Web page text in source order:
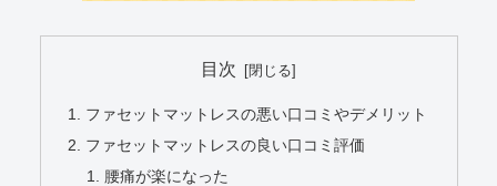
目次
ファセットマットレスの悪い口コミやデメリット
ファセットマットレスの良い口コミ評価
腰痛が楽になった